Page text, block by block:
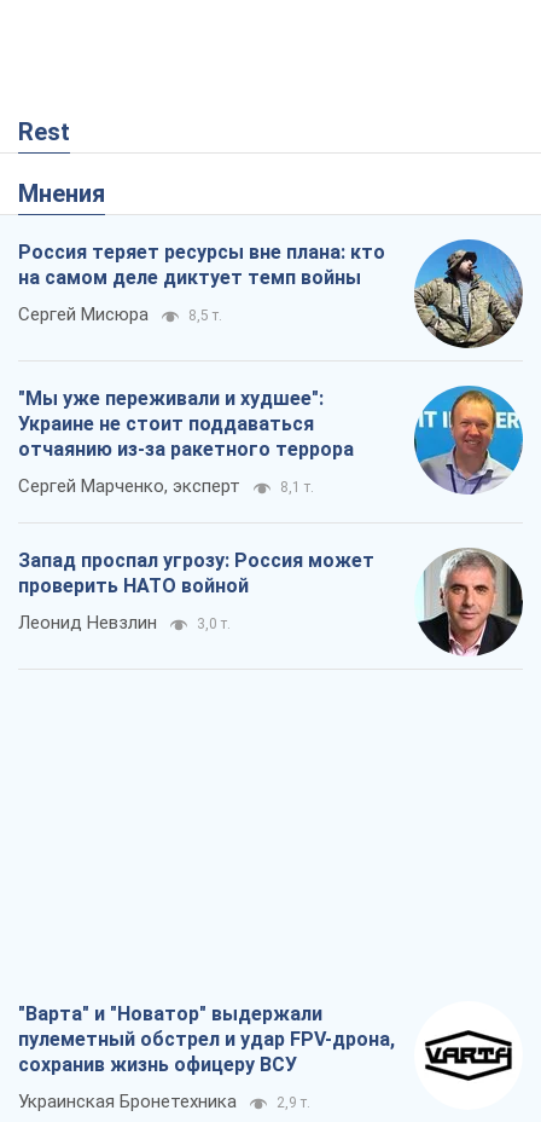
Rest
Мнения
Россия теряет ресурсы вне плана: кто
на самом деле диктует темп войны
Сергей Мисюра 8,5 т.
"Мы уже переживали и худшее":
Украине не стоит поддаваться
отчаянию из-за ракетного террора
Сергей Марченко, эксперт 8,1 т.
Запад проспал угрозу: Россия может
проверить НАТО войной
Леонид Невзлин 3,0 т.
"Варта" и "Новатор" выдержали
пулеметный обстрел и удар FPV-дрона,
сохранив жизнь офицеру ВСУ
Украинская Бронетехника 2,9 т.